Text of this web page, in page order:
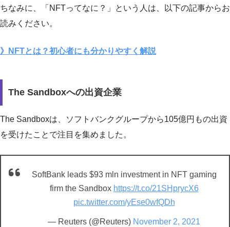
ちなみに、「NFTってなに？」という人は、以下の記事からお
読みください。
》NFTとは？初心者にも分かりやすく解説
The Sandboxへの出資企業
The Sandboxは、ソフトバンクグループから105億円もの出資
を受けたことで注目を集めました。
SoftBank leads $93 mln investment in NFT gaming
firm the Sandbox https://t.co/21SHprycX6
pic.twitter.com/yEse0wfQDh
— Reuters (@Reuters) November 2, 2021